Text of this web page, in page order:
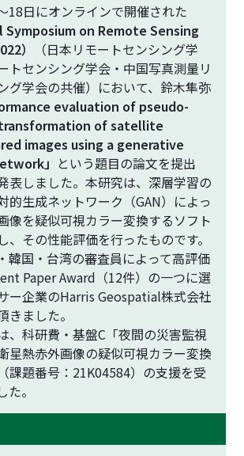
18日にオンラインで開催された
on Remote Sensing
）
（日本リモートセンシング学
トセンシング学会・中国写真測量リ
グ学会の共催）において、鈴木隼弥
evaluation of pseudo-
of satellite
images using a generative
」 という題目の論文を提出
表しました。本研究は、深層学習の
的生成ネットワーク（GAN）によっ
像を疑似可視カラー変換するソフト
、その性能評価を行ったものです。
韓国・台湾の審査員によって高評価
Paper Award（12件）の一つに選
ー企業のHarris Geospatial株式会社
きました。
、科研費・基盤C「夜間の災害監視
星熱赤外画像の疑似可視カラー変換
課題番号：21K04584）の支援を受
。